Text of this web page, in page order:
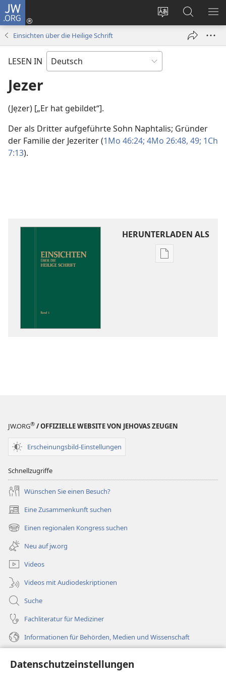
Datenschutzeinstellungen
JW.ORG
Websitesprache
ändern
Anmelden
(öffnet
Suche
Einsichten über die Heilige Schrift
LESEN IN
Jezer
(Jẹzer) [„Er hat gebildet“].
Der als Dritter aufgeführte Sohn Naphtalis; Gründer
der Familie der Jezeriter (1Mo 46:24; 4Mo 26:48, 49; 1Ch
7:13).
HERUNTERLADEN ALS
JW.ORG® / OFFIZIELLE WEBSITE VON JEHOVAS ZEUGEN
Erscheinungsbild-Einstellungen
Schnellzugriffe
Wünschen Sie einen Besuch?
Eine Zusammenkunft suchen
(öffnet
neues
Fenster)
Einen regionalen Kongress suchen
(öffnet
neues
Fenster)
Neu auf jw.org
Videos
Videos mit Audiodeskriptionen
Suche
Fachliteratur für Mediziner
Informationen für Behörden, Medien und Wissenschaft